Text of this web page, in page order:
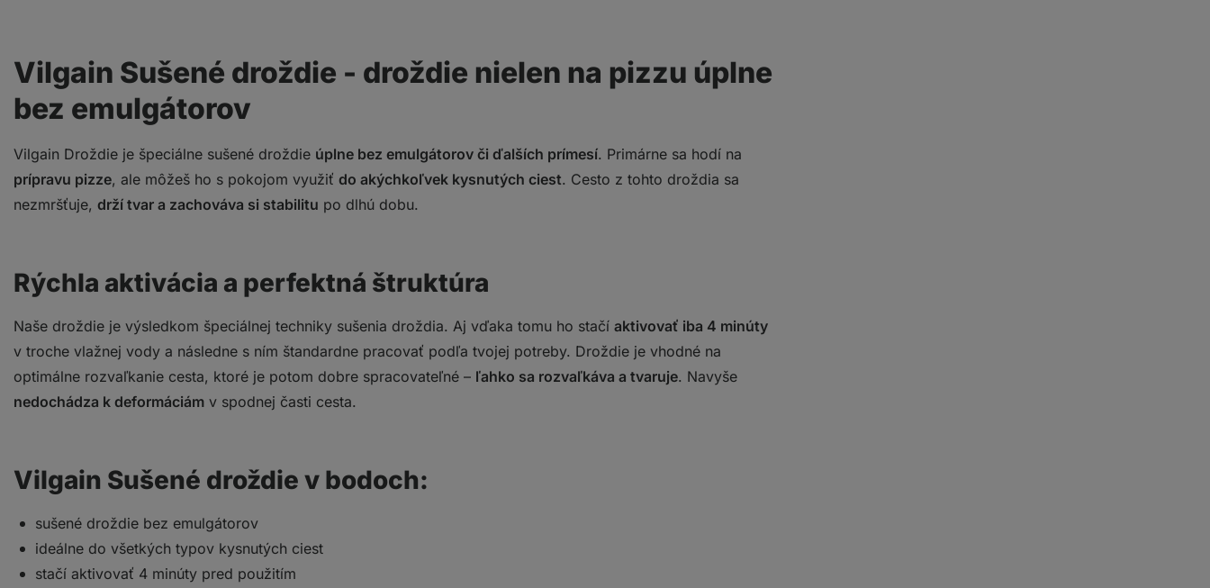
Vilgain Sušené droždie - droždie nielen na pizzu úplne
bez emulgátorov
Vilgain Droždie je špeciálne sušené droždie úplne bez emulgátorov či ďalších prímesí. Primárne sa hodí na
prípravu pizze, ale môžeš ho s pokojom využiť do akýchkoľvek kysnutých ciest. Cesto z tohto droždia sa
nezmršťuje, drží tvar a zachováva si stabilitu po dlhú dobu.
Rýchla aktivácia a perfektná štruktúra
Naše droždie je výsledkom špeciálnej techniky sušenia droždia. Aj vďaka tomu ho stačí aktivovať iba 4 minúty
v troche vlažnej vody a následne s ním štandardne pracovať podľa tvojej potreby. Droždie je vhodné na
optimálne rozvaľkanie cesta, ktoré je potom dobre spracovateľné – ľahko sa rozvaľkáva a tvaruje. Navyše
nedochádza k deformáciám v spodnej časti cesta.
Vilgain Sušené droždie v bodoch:
sušené droždie bez emulgátorov
ideálne do všetkých typov kysnutých ciest
stačí aktivovať 4 minúty pred použitím